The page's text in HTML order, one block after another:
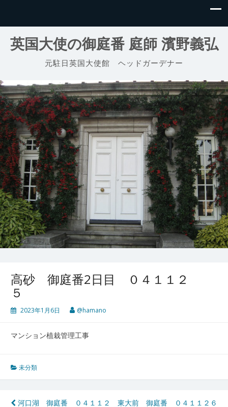
英国大使の御庭番 庭師 濱野義弘
元駐日英国大使館 ヘッドガーデナー
高砂 御庭番2日目 ０４１１２
５
2023年1月6日 @hamano
マンション植栽管理工事
未分類
河口湖 御庭番 ０４１１２
東大前 御庭番 ０４１１２６